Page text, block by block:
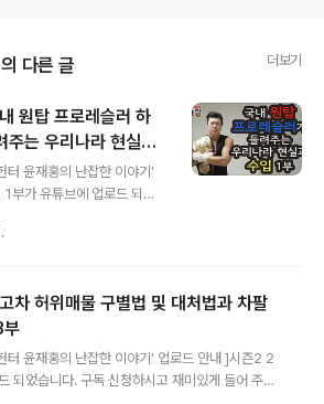
의 다른 글 더보기
원탑 프로레슬러 하
주는 우리나라 현실과
터 윤재홍의 난잡한 이야기'
부가 유튜브에 업로드 되었
슬러 하비몬즈(김남석)가
: 매주 화, 목, 금, 일요일- 팟
금, 토요일 1. 유튜브에서 '윤
알림 설정하시면 방송을 편
빵 앱(http://podbbang.co
재홍' 검색 후 구독 신청하
허위매물 구별법 및 대처법과 차팔
부
터 윤재홍의 난잡한 이야기' 업로드 안내 ]시즌2 2
되었습니다. 구독 신청하시고 재미있게 들어 주세